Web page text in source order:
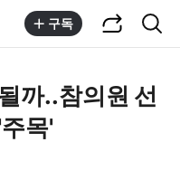
구독
까..참의원 선
목'